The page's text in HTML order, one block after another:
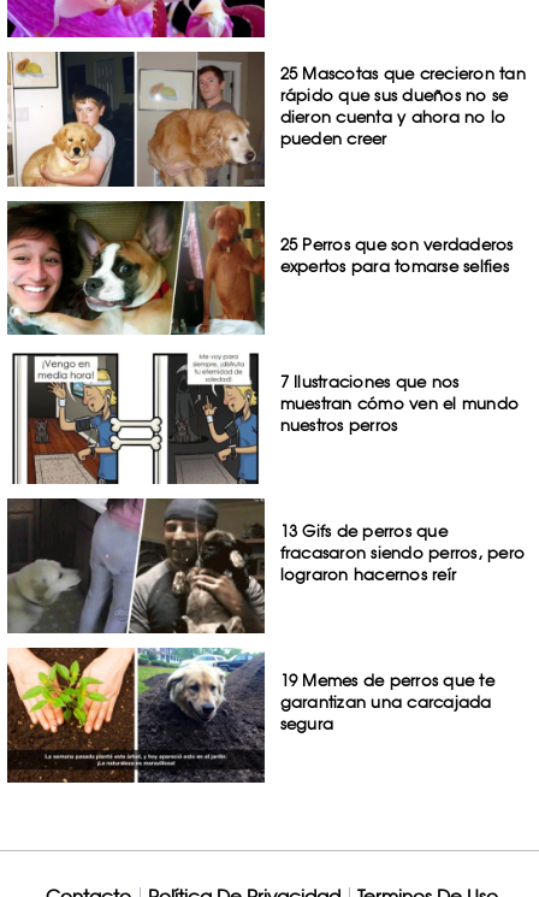
25 Mascotas que crecieron tan
rápido que sus dueños no se
dieron cuenta y ahora no lo
pueden creer
25 Perros que son verdaderos
expertos para tomarse selfies
7 Ilustraciones que nos
muestran cómo ven el mundo
nuestros perros
13 Gifs de perros que
fracasaron siendo perros, pero
lograron hacernos reír
19 Memes de perros que te
garantizan una carcajada
segura